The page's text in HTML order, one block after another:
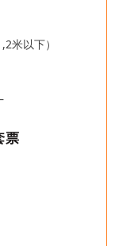
米以下）
票